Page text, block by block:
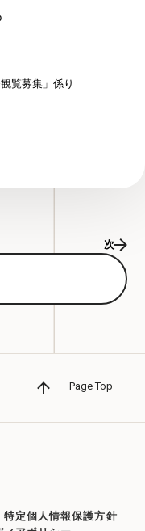
覧募集」係り
次
Page Top
定個人情報保護方針